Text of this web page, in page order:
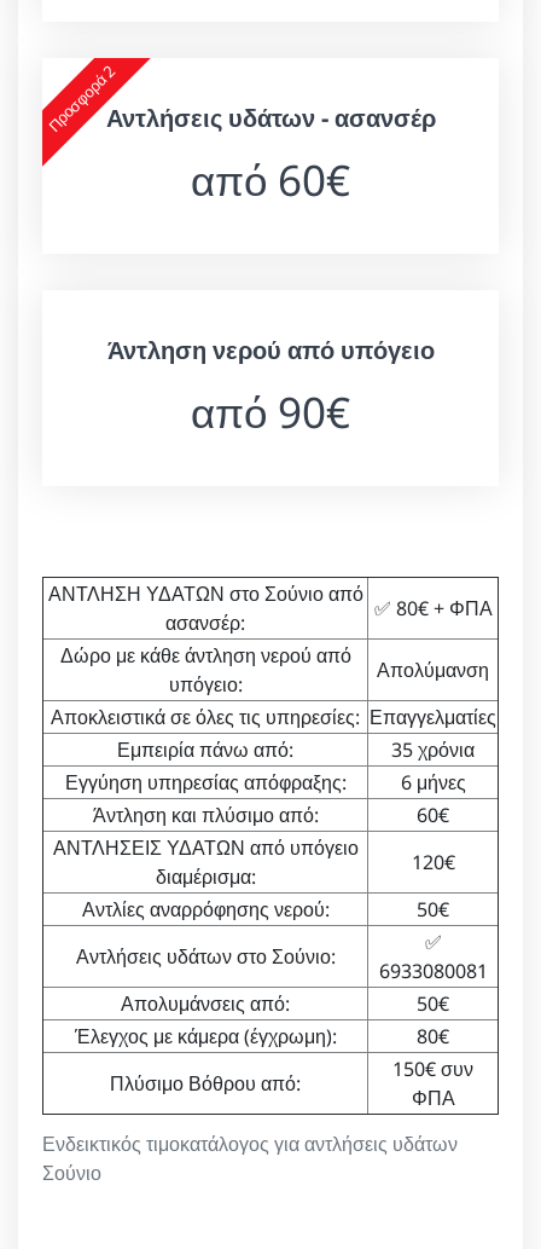
Προσφορά 2Αντλήσεις υδάτων - ασανσέρ
από 60€
Άντληση νερού από υπόγειο
από 90€
Ενδεικτικός τιμοκατάλογος για αντλήσεις υδάτων
Σούνιο
ΑΝΤΛΗΣΗ ΥΔΑΤΩΝ στο Σούνιο από
ασανσέρ:
✅ 80€ + ΦΠΑ
Δώρο με κάθε άντληση νερού από
υπόγειο:
Απολύμανση
Αποκλειστικά σε όλες τις υπηρεσίες: Επαγγελματίες
Εμπειρία πάνω από:
35 χρόνια
Εγγύηση υπηρεσίας απόφραξης:
6 μήνες
Άντληση και πλύσιμο από:
60€
ΑΝΤΛΗΣΕΙΣ ΥΔΑΤΩΝ από υπόγειο
διαμέρισμα:
120€
Αντλίες αναρρόφησης νερού:
50€
Αντλήσεις υδάτων στο Σούνιο:
✅
6933080081
Απολυμάνσεις από:
50€
Έλεγχος με κάμερα (έγχρωμη):
80€
Πλύσιμο Βόθρου από:
150€ συν
ΦΠΑ